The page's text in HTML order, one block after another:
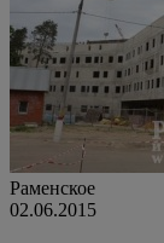
Раменское
02.06.2015